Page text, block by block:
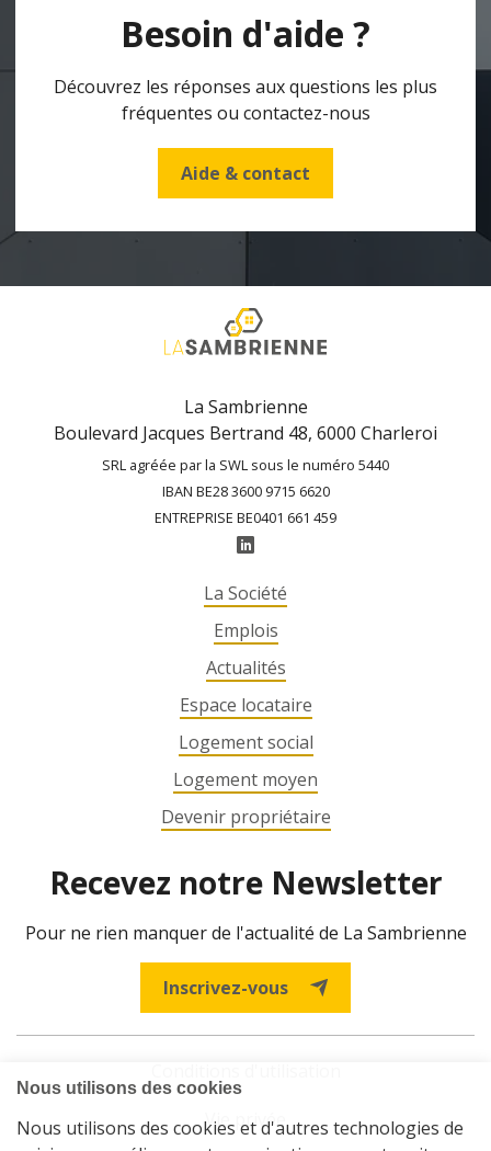
Besoin d'aide ?
Découvrez les réponses aux questions les plus
fréquentes ou contactez-nous
Aide & contact
La Sambrienne
Boulevard Jacques Bertrand 48, 6000 Charleroi
SRL agréée par la SWL sous le numéro 5440
IBAN BE28 3600 9715 6620
ENTREPRISE BE0401 661 459
La Société
Emplois
Actualités
Espace locataire
Logement social
Logement moyen
Devenir propriétaire
Recevez notre Newsletter
Pour ne rien manquer de l'actualité de La Sambrienne
Inscrivez-vous
Vie privée